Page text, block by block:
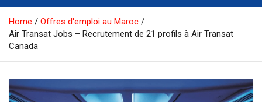
Home
Offres d'emploi au Maroc
Air Transat Jobs – Recrutement de 21 profils à Air Transat
Canada